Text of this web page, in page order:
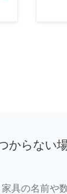
からない
具の名前や